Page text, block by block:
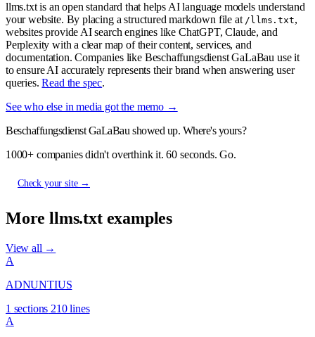
llms.txt is an open standard that helps AI language models understand
your website. By placing a structured markdown file at /llms.txt,
websites provide AI search engines like ChatGPT, Claude, and
Perplexity with a clear map of their content, services, and
documentation. Companies like Beschaffungsdienst GaLaBau use it
to ensure AI accurately represents their brand when answering user
queries.Read the spec.
See who else in media got the memo →
Beschaffungsdienst GaLaBau showed up. Where's yours?
1000+ companies didn't overthink it. 60 seconds. Go.
Check your site →
More llms.txt examples
View all →
A
ADNUNTIUS
1 sections 210 lines
A